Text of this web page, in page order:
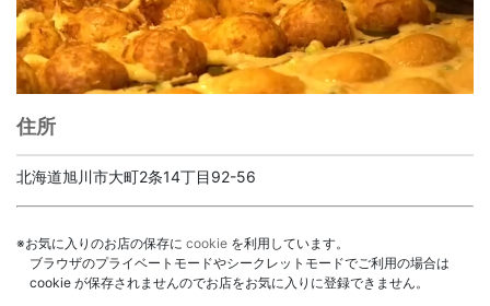
住所
北海道旭川市大町2条14丁目92-56
※お気に入りのお店の保存に cookie を利用しています。
ブラウザのプライベートモードやシークレットモードでご利用の場合は
cookie が保存されませんのでお店をお気に入りに登録できません。